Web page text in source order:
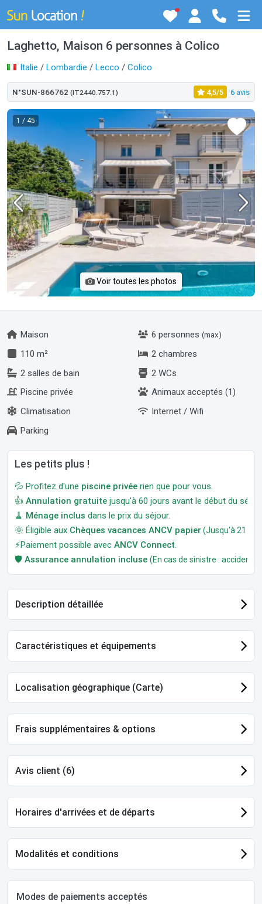
Laghetto, Maison 6 personnes à Colico
Italie / Lombardie / Lecco / Colico
N°SUN-866762 (IT2440.757.1) 4,5/5 6 avis
1 / 45
Voir toutes les photos
Maison 6 personnes (max)
110 m²
2 chambres
2 salles de bain
2 WCs
Piscine privée
Animaux acceptés (1)
Climatisation
Internet / Wifi
Parking
Les petits plus !
💦 Profitez d'une piscine privée rien que pour vous.
👍 Annulation gratuite jusqu'à 60 jours avant le début du
🧹 Ménage inclus dans le prix du séjour.
🌞 Éligible aux Chèques vacances ANCV papier (Jusqu'à 21
⚡Paiement possible avec ANCV Connect
🛡️ Assurance annulation incluse (En cas de sinistre : accident,
Description détaillée
Caractéristiques et équipements
Localisation géographique (Carte)
Frais supplémentaires & options
Avis client (6)
Horaires d'arrivées et de départs
Modalités et conditions
Modes de paiements acceptés